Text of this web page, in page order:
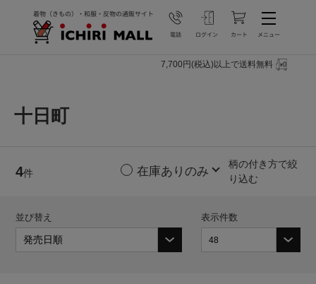
7,700円(税込)以上で送料無料
十日町
4件
柄の付き方で絞
り込む
並び替え 表示件数